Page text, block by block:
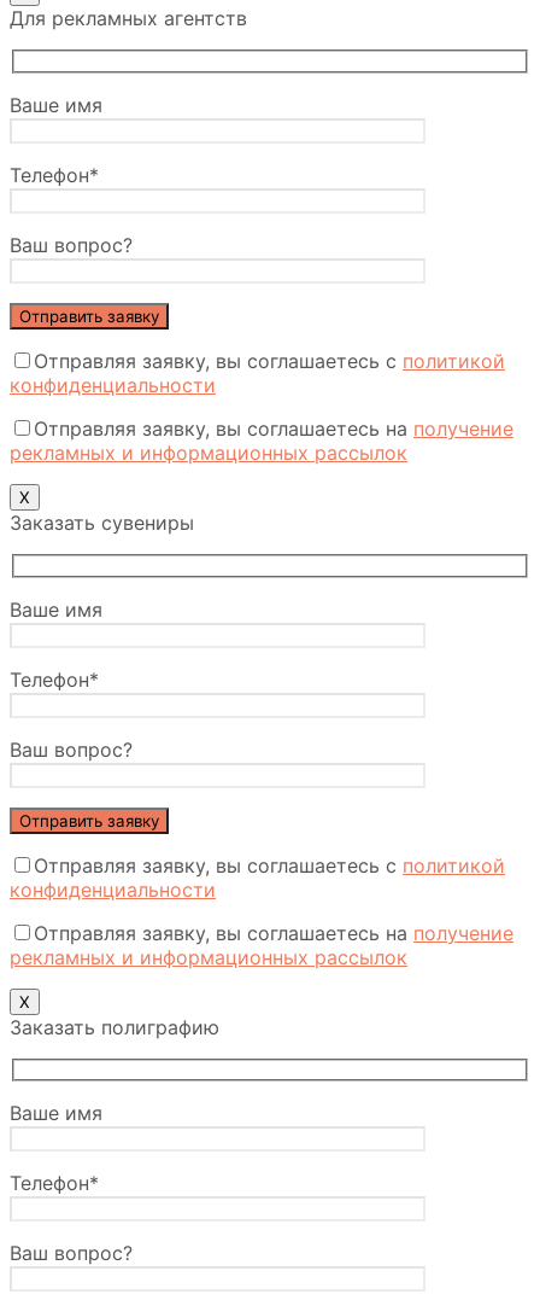
Для рекламных агентств
Ваше имя
Телефон*
Ваш вопрос?
Отправляя заявку, вы соглашаетесь с политикой
конфиденциальности
Отправляя заявку, вы соглашаетесь на получение
рекламных и информационных рассылок
X
Заказать сувениры
Ваше имя
Телефон*
Ваш вопрос?
Отправляя заявку, вы соглашаетесь с политикой
конфиденциальности
Отправляя заявку, вы соглашаетесь на получение
рекламных и информационных рассылок
Х
Заказать полиграфию
Ваше имя
Телефон*
Ваш вопрос?